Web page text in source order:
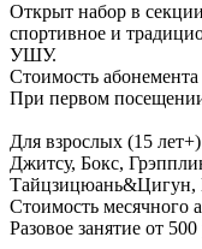
Открыт набор в
спортивное и
УШУ.
Стоимость
При первом
Для взрослых (15
Джитсу, Бокс,
Тайцзицюань&Цигун,
Стоимость месячного
Разовое занятие от